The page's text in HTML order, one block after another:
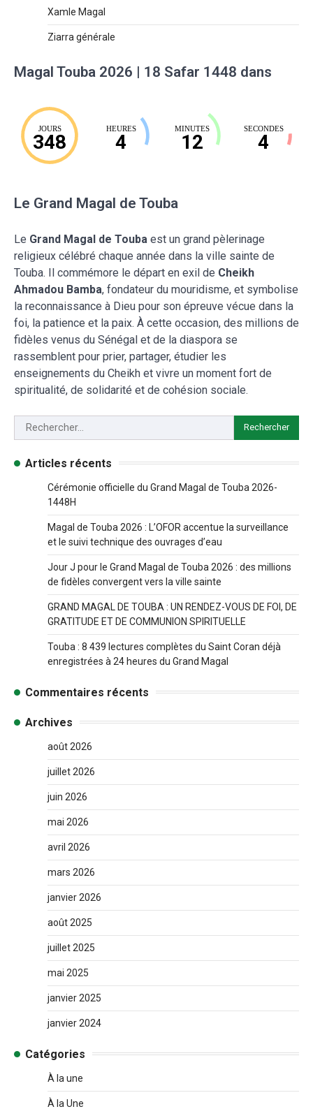
Xamle Magal
Ziarra générale
Magal Touba 2026 | 18 Safar 1448 dans
JOURS
348
HEURES
4
MINUTES
12
SECONDES
3
Le Grand Magal de Touba
Le Grand Magal de Touba est un grand pèlerinage
religieux célébré chaque année dans la ville sainte de
Touba. Il commémore le départ en exil de Cheikh
Ahmadou Bamba, fondateur du mouridisme, et symbolise
la reconnaissance à Dieu pour son épreuve vécue dans la
foi, la patience et la paix. À cette occasion, des millions de
fidèles venus du Sénégal et de la diaspora se
rassemblent pour prier, partager, étudier les
enseignements du Cheikh et vivre un moment fort de
spiritualité, de solidarité et de cohésion sociale.
Articles récents
Cérémonie officielle du Grand Magal de Touba 2026-
1448H
Magal de Touba 2026 : L’OFOR accentue la surveillance
et le suivi technique des ouvrages d’eau
Jour J pour le Grand Magal de Touba 2026 : des millions
de fidèles convergent vers la ville sainte
GRAND MAGAL DE TOUBA : UN RENDEZ-VOUS DE FOI, DE
GRATITUDE ET DE COMMUNION SPIRITUELLE
Touba : 8 439 lectures complètes du Saint Coran déjà
enregistrées à 24 heures du Grand Magal
Commentaires récents
Archives
août 2026
juillet 2026
juin 2026
mai 2026
avril 2026
mars 2026
janvier 2026
août 2025
juillet 2025
mai 2025
janvier 2025
janvier 2024
Catégories
À la une
À la Une